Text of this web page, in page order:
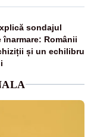
sondajul
Românii
și un echilibru